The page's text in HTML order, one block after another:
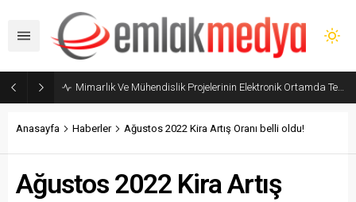
Mimarlık Ve Mühendislik Projelerinin Elektronik Ortamda Teslimi Ve Yönetilmesi Hakkında Yönetmelik yayımlandı
Anasayfa Haberler Ağustos 2022 Kira Artış Oranı belli oldu!
Ağustos 2022 Kira Artış